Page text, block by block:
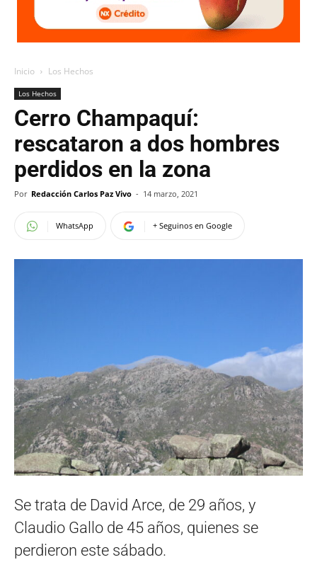
Inicio Los Hechos
Los Hechos
Cerro Champaquí:
rescataron a dos hombres
perdidos en la zona
Por Redacción Carlos Paz Vivo - 14 marzo, 2021
WhatsApp + Seguinos en Google
Se trata de David Arce, de 29 años, y
Claudio Gallo de 45 años, quienes se
perdieron este sábado.